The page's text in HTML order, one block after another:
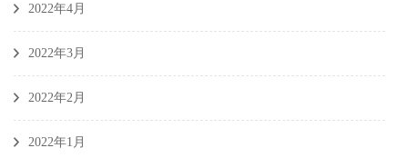
2022年4月
2022年3月
2022年2月
2022年1月